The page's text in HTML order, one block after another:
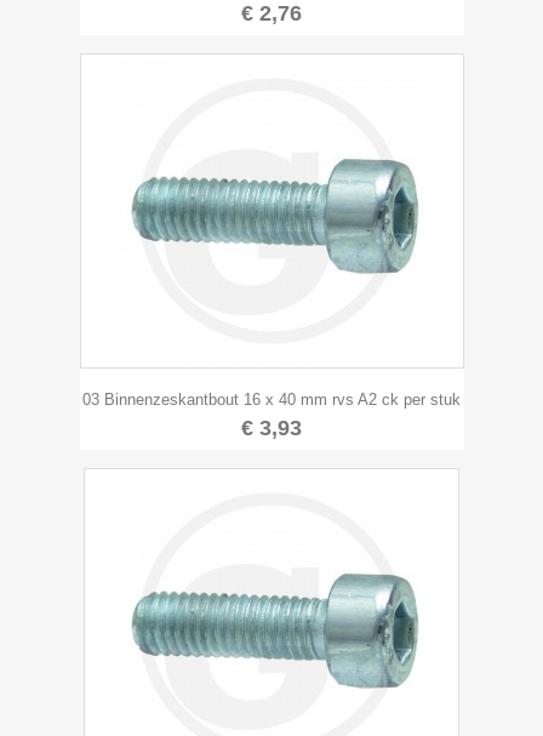
€ 2,76
03 Binnenzeskantbout 16 x 40 mm rvs A2 ck per stuk
€ 3,93